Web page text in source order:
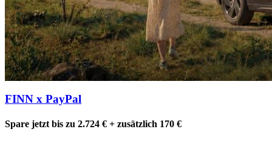
FINN x PayPal
Spare jetzt bis zu 2.724 € + zusätzlich 170 €